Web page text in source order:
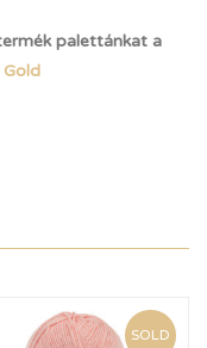
palettánkat a
SOLD